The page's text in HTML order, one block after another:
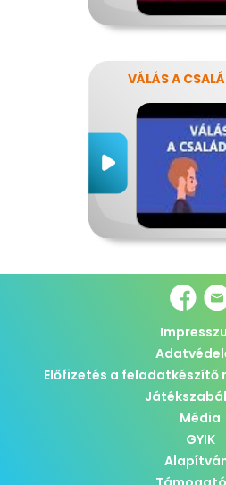
VÁLÁS A
Előfizetés a feladatkészítő
Média
GYIK